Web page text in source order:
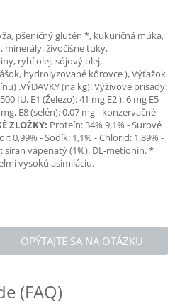
pšeničný glutén *, kukuričná múka,
minerály, živočíšne tuky,
rybí olej, sójový olej,
hydrolyzované kôrovce ), Výťažok
.VÝDAVKY (na kg): Výživové prísady:
IU, E1 (Železo): 41 mg E2 ): 6 mg E5
E8 (selén): 0,07 mg - konzervačné
ZLOŽKY: Proteín: 34% 9,1% - Surové
0,99% - Sodík: 1,1% - Chlorid: 1.89% -
síran vápenatý (1%), DL-metionín. *
vysokú asimiláciu.
OPÝTAJTE SA NA OTÁZKU
(FAQ)